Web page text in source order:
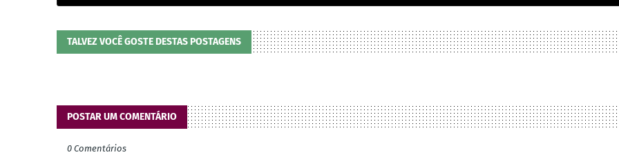
TALVEZ VOCÊ GOSTE DESTAS POSTAGENS
POSTAR UM COMENTÁRIO
0 Comentários